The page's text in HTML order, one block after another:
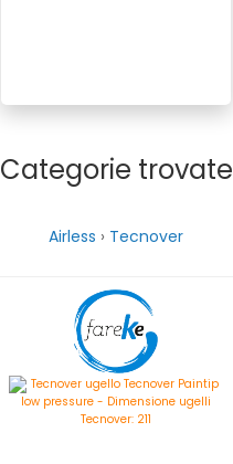
Categorie trovate
Airless › Tecnover